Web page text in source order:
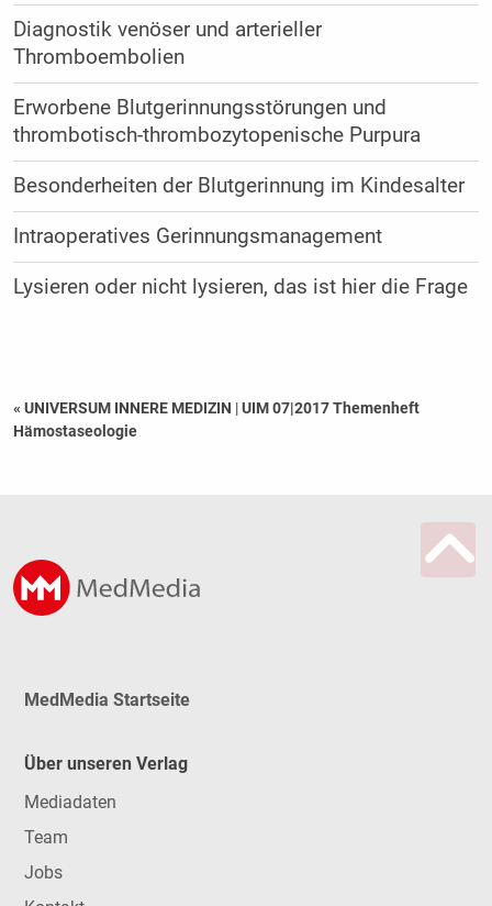
Diagnostik venöser und arterieller
Thromboembolien
Erworbene Blutgerinnungsstörungen und
thrombotisch-thrombozytopenische Purpura
Besonderheiten der Blutgerinnung im Kindesalter
Intraoperatives Gerinnungsmanagement
Lysieren oder nicht lysieren, das ist hier die Frage
« UNIVERSUM INNERE MEDIZIN |UIM 07|2017 Themenheft
Hämostaseologie
MedMedia Startseite
Über unseren Verlag
Mediadaten
Team
Jobs